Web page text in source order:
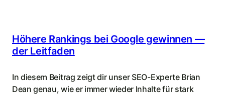
Höhere Rankings bei Google gewinnen —
der Leitfaden
In diesem Beitrag zeigt dir unser SEO-Experte Brian
Dean genau, wie er immer wieder Inhalte für stark